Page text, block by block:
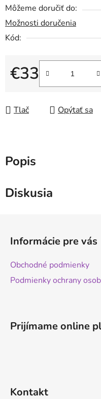
Môžeme doručiť do:
Možnosti doručenia
Kód:
€33
Jednotková cena:
Tlač Opýtať sa
Popis
Diskusia
Informácie pre vás
Obchodné podmienky
Podmienky ochrany
Prijímame online
Kontakt